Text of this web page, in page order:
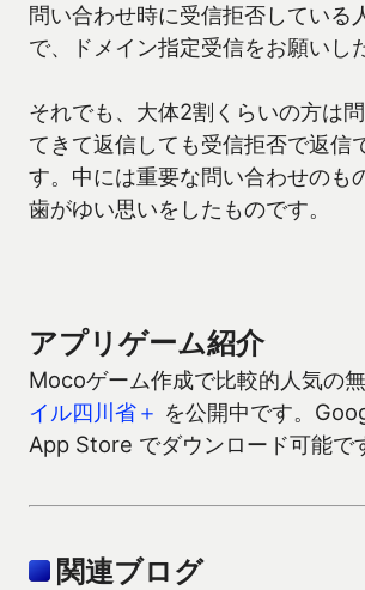
問い合わせ時に受信拒否している
で、ドメイン指定受信をお願いし
それでも、大体2割くらいの方は
てきて返信しても受信拒否で返信
す。中には重要な問い合わせのも
歯がゆい思いをしたものです。
アプリゲーム紹介
Mocoゲーム作成で比較的人気の
イル四川省＋ を公開中です。
App Store でダウンロード可能で
関連ブログ